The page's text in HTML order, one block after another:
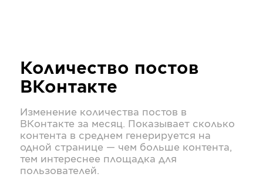
Количество постов
ВКонтакте
Изменение количества постов в
ВКонтакте за месяц. Показывает сколько
контента в среднем генерируется на
одной странице — чем больше контента,
тем интереснее площадка для
пользователей.